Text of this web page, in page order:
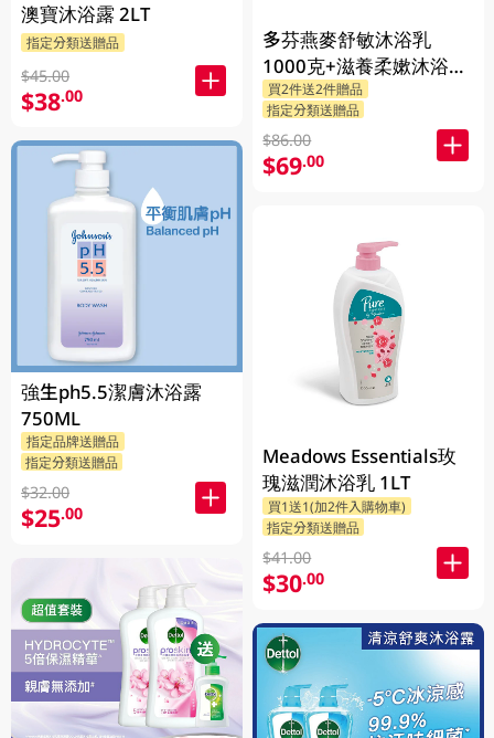
澳寶沐浴露 2LT
指定分類送贈品
$45.00
$38.00
強生ph5.5潔膚沐浴露
750ML
指定品牌送贈品
指定分類送贈品
$32.00
$25.00
多芬燕麥舒敏沐浴乳
1000克+滋養柔嫰沐浴乳
1000克+Dove沐浴乳200
克 (隨機發送) 1PK
買2件送2件贈品
指定分類送贈品
$86.00
$69.00
Meadows Essentials玫
瑰滋潤沐浴乳 1LT
買1送1(加2件入購物車)
指定分類送贈品
$41.00
$30.00